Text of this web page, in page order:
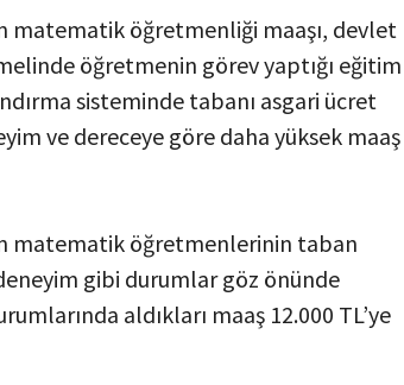
matematik öğretmenliği maaşı, devlet
öğretmenin görev yaptığı eğitim
sisteminde tabanı asgari ücret
ve dereceye göre daha yüksek maaş
matematik öğretmenlerinin taban
gibi durumlar göz önünde
aldıkları maaş 12.000 TL’ye